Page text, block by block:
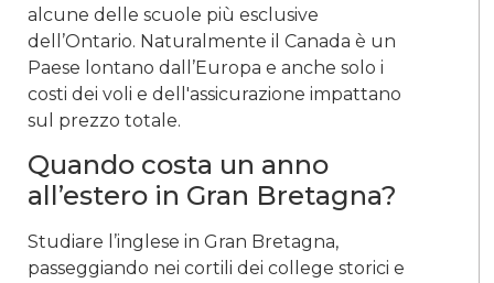
alcune delle scuole più esclusive
dell’Ontario. Naturalmente il Canada è un
Paese lontano dall’Europa e anche solo i
costi dei voli e dell'assicurazione impattano
sul prezzo totale.
Quando costa un anno
all’estero in Gran Bretagna?
Studiare l’inglese in Gran Bretagna,
passeggiando nei cortili dei college storici e